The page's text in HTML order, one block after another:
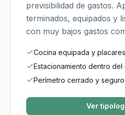
previsibilidad de gastos.
terminados, equipados y
con muy bajos gastos
Cocina equipada y
Estacionamiento dentro del
Perímetro cerrado y seguro
Ver